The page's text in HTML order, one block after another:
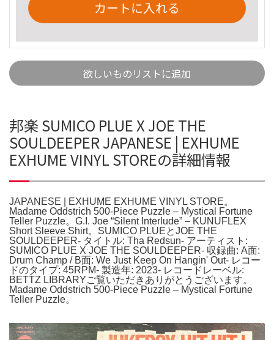
カートに入れる
欲しいものリストに追加
邦楽 SUMICO PLUE X JOE THE
SOULDEEPER JAPANESE | EXHUME
EXHUME VINYL STOREの詳細情報
JAPANESE | EXHUME EXHUME VINYL STORE。
Madame Oddstrich 500-Piece Puzzle – Mystical Fortune
Teller Puzzle。G.I. Joe “Silent Interlude” – KUNUFLEX
Short Sleeve Shirt。SUMICO PLUEとJOE THE
SOULDEEPER- タイトル: Tha Redsun- アーティスト:
SUMICO PLUE X JOE THE SOULDEEPER- 収録曲: A面:
Drum Champ / B面: We Just Keep On Hangin' Out- レコー
ドのタイプ: 45RPM- 製造年: 2023- レコードレーベル:
BETTZ LIBRARYご覧いただきありがとうございます。
Madame Oddstrich 500-Piece Puzzle – Mystical Fortune
Teller Puzzle。